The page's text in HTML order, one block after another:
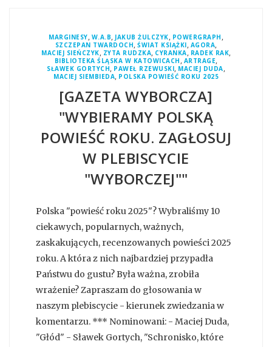
MARGINESY, W.A.B, JAKUB ŻULCZYK, POWERGRAPH ,
SZCZEPAN TWARDOCH,ŚWIAT KSIĄŻKI, AGORA,
MACIEJ SIEŃCZYK, ZYTA RUDZKA, CYRANKA, RADEK RAK,
BIBLIOTEKA ŚLĄSKA W KATOWICACH , ARTRAGE,
SŁAWEK GORTYCH, PAWEŁ RZEWUSKI, MACIEJ DUDA,
MACIEJ SIEMBIEDA, POLSKA POWIEŚĆ ROKU 2025
[GAZETA WYBORCZA]
"WYBIERAMY POLSKĄ
POWIEŚĆ ROKU. ZAGŁOSUJ
W PLEBISCYCIE
"WYBORCZEJ""
Polska "powieść roku 2025"? Wybraliśmy 10
ciekawych, popularnych, ważnych,
zaskakujących, recenzowanych powieści 2025
roku. A która z nich najbardziej przypadła
Państwu do gustu? Była ważna, zrobiła
wrażenie? Zapraszam do głosowania w
naszym plebiscycie - kierunek zwiedzania w
komentarzu. *** Nominowani: - Maciej Duda,
"Głód" - Sławek Gortych, "Schronisko, które